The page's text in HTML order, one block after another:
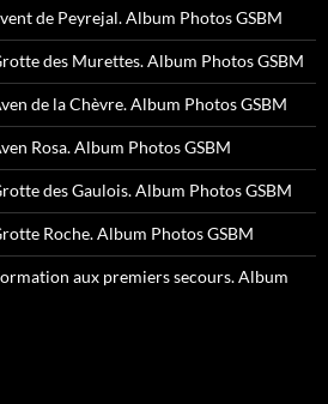
de Peyrejal. Album Photos GSBM
des Murettes. Album Photos GSBM
de la Chèvre. Album Photos GSBM
Rosa. Album Photos GSBM
des Gaulois. Album Photos GSBM
Roche. Album Photos GSBM
aux premiers secours. Album